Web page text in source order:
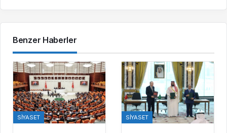
Benzer Haberler
SIYASET SIYASET